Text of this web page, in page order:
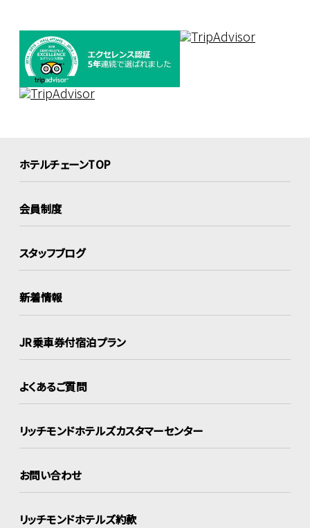
ホテルチェーンTOP
会員制度
スタッフブログ
新着情報
JR乗車券付宿泊プラン
よくあるご質問
リッチモンドホテルズカスタマーセンター
お問い合わせ
リッチモンドホテルズ約款